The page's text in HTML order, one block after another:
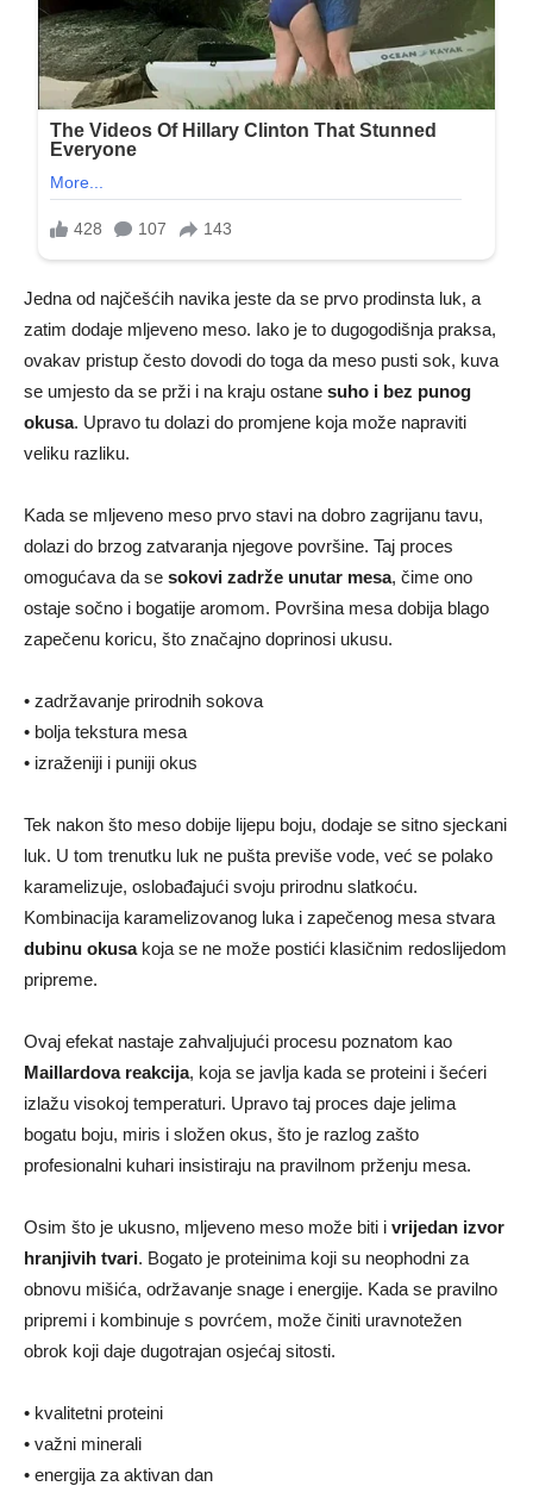
Jedna od najčešćih navika jeste da se prvo prodinsta luk, a
zatim dodaje mljeveno meso. Iako je to dugogodišnja praksa,
ovakav pristup često dovodi do toga da meso pusti sok, kuva
se umjesto da se prži i na kraju ostane suho i bez punog
okusa. Upravo tu dolazi do promjene koja može napraviti
veliku razliku.
Kada se mljeveno meso prvo stavi na dobro zagrijanu tavu,
dolazi do brzog zatvaranja njegove površine. Taj proces
omogućava da se sokovi zadrže unutar mesa, čime ono
ostaje sočno i bogatije aromom. Površina mesa dobija blago
zapečenu koricu, što značajno doprinosi ukusu.
• zadržavanje prirodnih sokova
• bolja tekstura mesa
• izraženiji i puniji okus
Tek nakon što meso dobije lijepu boju, dodaje se sitno sjeckani
luk. U tom trenutku luk ne pušta previše vode, već se polako
karamelizuje, oslobađajući svoju prirodnu slatkoću.
Kombinacija karamelizovanog luka i zapečenog mesa stvara
dubinu okusakoja se ne može postići klasičnim redoslijedom
pripreme.
Ovaj efekat nastaje zahvaljujući procesu poznatom kao
Maillardova reakcija, koja se javlja kada se proteini i šećeri
izlažu visokoj temperaturi. Upravo taj proces daje jelima
bogatu boju, miris i složen okus, što je razlog zašto
profesionalni kuhari insistiraju na pravilnom prženju mesa.
Osim što je ukusno, mljeveno meso može biti i vrijedan izvor
hranjivih tvari. Bogato je proteinima koji su neophodni za
obnovu mišića, održavanje snage i energije. Kada se pravilno
pripremi i kombinuje s povrćem, može činiti uravnotežen
obrok koji daje dugotrajan osjećaj sitosti.
• kvalitetni proteini
• važni minerali
• energija za aktivan dan